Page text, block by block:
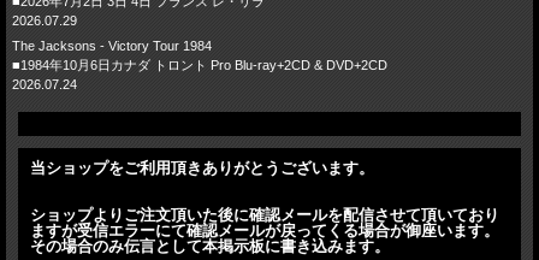
2026.07.29
The Jacksons - Victory Tour 1984
■1984年10月6日カナダ トロント Pro Blu-ray+2CD & DVD+2CD
2026.07.24
当ショップをご利用頂きありがとうございます。
ショップよりご注文頂いた後に確認メールを配信させて頂いており
ますが受信エラーにて確認メールが戻ってくる場合が御座います。
その場合のみ伝言として本掲示板に書き込みます。